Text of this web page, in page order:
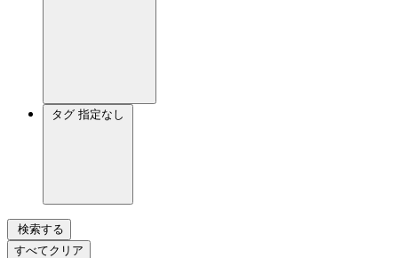
タグ 指定なし
検索する
すべてクリア